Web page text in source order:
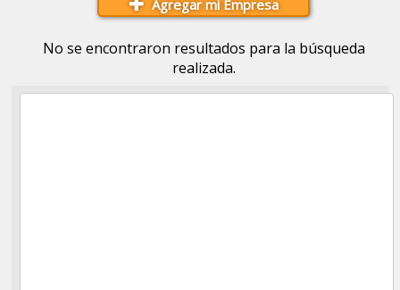
Agregar mi Empresa
No se encontraron resultados para la búsqueda
realizada.